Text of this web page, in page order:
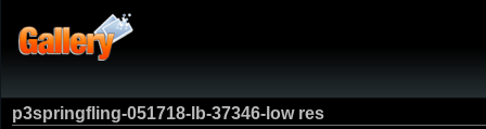
p3springfling-051718-lb-37346-low res